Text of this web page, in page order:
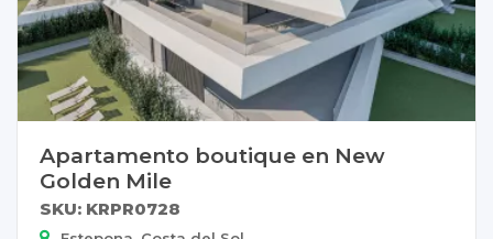
Apartamento boutique en New
Golden Mile
SKU: KRPR0728